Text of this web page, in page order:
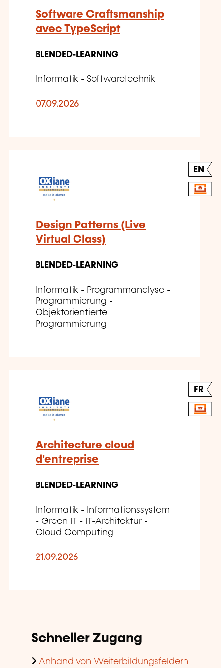
Software Craftsmanship
avec TypeScript
BLENDED-LEARNING
Informatik - Softwaretechnik
07.09.2026
EN
Design Patterns (Live
Virtual Class)
BLENDED-LEARNING
Informatik - Programmanalyse -
Programmierung -
Objektorientierte
Programmierung
FR
Architecture cloud
d'entreprise
BLENDED-LEARNING
Informatik - Informationssystem
- Green IT - IT-Architektur -
Cloud Computing
21.09.2026
Schneller Zugang
Anhand von Weiterbildungsfeldern